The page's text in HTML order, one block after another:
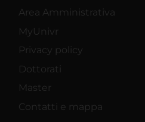
Area Amministrativa
MyUnivr
Privacy policy
Dottorati
Master
Contatti e mappa